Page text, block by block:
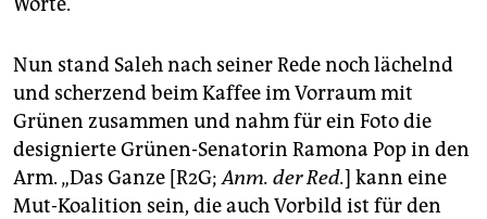
Nun stand Saleh nach seiner Rede noch lächelnd
und scherzend beim Kaffee im Vorraum mit
Grünen zusammen und nahm für ein Foto die
designierte Grünen-Senatorin Ramona Pop in den
Arm. „Das Ganze [R2G;Anm. der Red.] kann eine
Mut-Koalition sein, die auch Vorbild ist für den